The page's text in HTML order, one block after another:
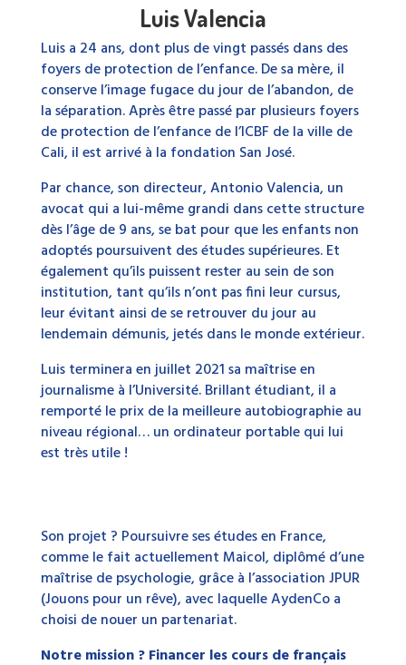
Luis Valencia
Luis a 24 ans, dont plus de vingt passés dans des
foyers de protection de l’enfance. De sa mère, il
conserve l’image fugace du jour de l’abandon, de
la séparation. Après être passé par plusieurs foyers
de protection de l’enfance de l’ICBF de la ville de
Cali, il est arrivé à la fondation San José.
Par chance, son directeur, Antonio Valencia, un
avocat qui a lui-même grandi dans cette structure
dès l’âge de 9 ans, se bat pour que les enfants non
adoptés poursuivent des études supérieures. Et
également qu’ils puissent rester au sein de son
institution, tant qu’ils n’ont pas fini leur cursus,
leur évitant ainsi de se retrouver du jour au
lendemain démunis, jetés dans le monde extérieur.
Luis terminera en juillet 2021 sa maîtrise en
journalisme à l’Université. Brillant étudiant, il a
remporté le prix de la meilleure autobiographie au
niveau régional… un ordinateur portable qui lui
est très utile !
Son projet ? Poursuivre ses études en France,
comme le fait actuellement Maicol, diplômé d’une
maîtrise de psychologie, grâce à l’association JPUR
(Jouons pour un rêve), avec laquelle AydenCo a
choisi de nouer un partenariat.
Notre mission ? Financer les cours de français